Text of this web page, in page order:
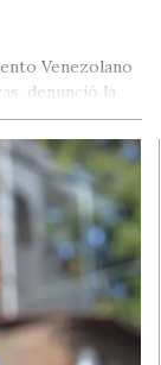
Venezolano
denunció la